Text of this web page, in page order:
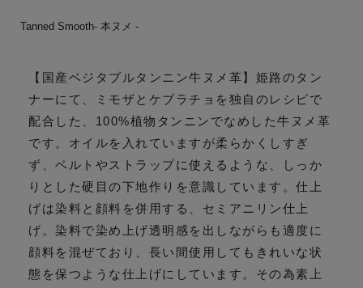
Tanned Smooth- 本ヌメ -
【国産ベジタブルタンニン牛ヌメ革】姫路のタン
ナーにて、ミモザとケブラチョを独自のレシピで
配合した、100%植物タンニンでなめした牛ヌメ革
です。オイルを入れていますが柔らかくしすぎ
ず、ベルトやストラップに使えるような、しっか
りとした硬目の下地作りを意識しています。仕上
げは染料と顔料を併用する、セミアニリン仕上
げ。染料で染め上げ透明感を出しながらも適度に
顔料を混ぜており、長い間使用してもきれいな状
態を保つような仕上げにしています。その為素上